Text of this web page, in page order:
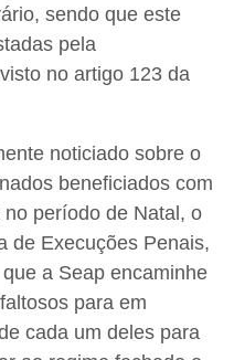
sendo que este
pela
no artigo 123 da
noticiado sobre o
beneficiados com
período de Natal, o
de Execuções Penais,
a Seap encaminhe
para em
cada um deles para